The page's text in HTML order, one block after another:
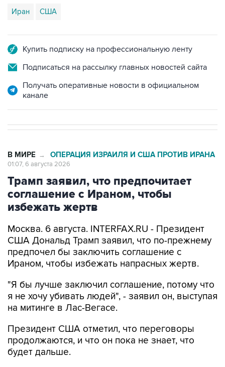
Иран США
Купить подписку на профессиональную ленту
Подписаться на рассылку главных новостей сайта
Получать оперативные новости в официальном
канале
В МИРЕ → ОПЕРАЦИЯ ИЗРАИЛЯ И США ПРОТИВ ИРАНА
01:07, 6 августа 2026
Трамп заявил, что предпочитает
соглашение с Ираном, чтобы
избежать жертв
Москва. 6 августа. INTERFAX.RU - Президент
США Дональд Трамп заявил, что по-прежнему
предпочел бы заключить соглашение с
Ираном, чтобы избежать напрасных жертв.
"Я бы лучше заключил соглашение, потому что
я не хочу убивать людей", - заявил он, выступая
на митинге в Лас-Вегасе.
Президент США отметил, что переговоры
продолжаются, и что он пока не знает, что
будет дальше.